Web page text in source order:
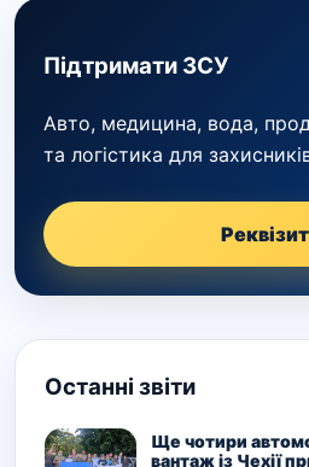
Підтримати ЗСУ
Авто, медицина, вода,
та логістика для
Останні звіти
Ще чотири
вантаж із Чехії